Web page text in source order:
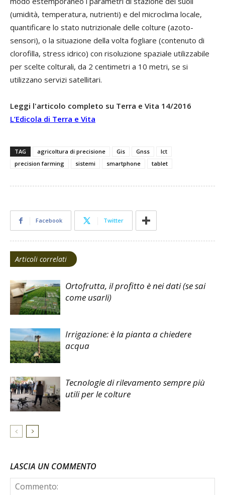
(umidità, temperatura, nutrienti) e del microclima locale,
quantificare lo stato nutrizionale delle colture (azoto-
sensori), o la situazione della volta fogliare (contenuto di
clorofilla, stress idrico) con risoluzione spaziale utilizzabile
per scelte colturali, da 2 centimetri a 10 metri, se si
utilizzano servizi satellitari.
Leggi l'articolo completo su Terra e Vita 14/2016
L’Edicola di Terra e Vita
TAG agricoltura di precisione Gis Gnss
Ict
precision farming
sistemi smartphone tablet
Facebook Twitter
Articoli correlati
Ortofrutta, il profitto è nei dati (se sai
come usarli)
Irrigazione: è la pianta a chiedere
acqua
Tecnologie di rilevamento sempre più
utili per le colture
LASCIA UN COMMENTO